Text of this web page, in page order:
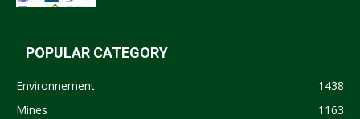
POPULAR CATEGORY
Environnement
1438
Mines
1163